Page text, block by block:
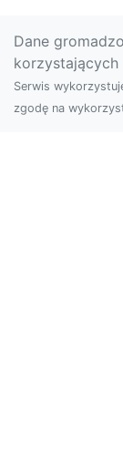
Dane
korzystających
Serwis
zgodę na